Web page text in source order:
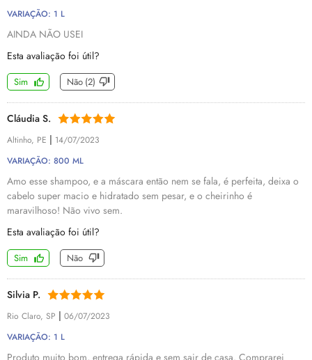
VARIAÇÃO: 1 L
AINDA NÃO USEI
Esta avaliação foi útil?
Sim Não (2)
Cláudia S.
Altinho, PE | 14/07/2023
VARIAÇÃO: 800 ML
Amo esse shampoo, e a máscara então nem se fala, é perfeita, deixa o
cabelo super macio e hidratado sem pesar, e o cheirinho é
maravilhoso! Não vivo sem.
Esta avaliação foi útil?
Sim Não
Silvia P.
Rio Claro, SP | 06/07/2023
VARIAÇÃO: 1 L
Produto muito bom, entrega rápida e sem sair de casa. Comprarei